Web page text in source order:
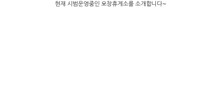
현재 시범운영중인 오창휴게소를 소개합니다~